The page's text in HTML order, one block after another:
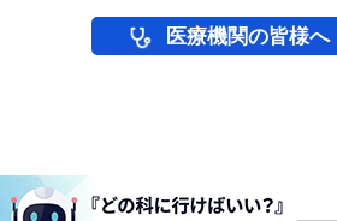
医療機関の皆様へ